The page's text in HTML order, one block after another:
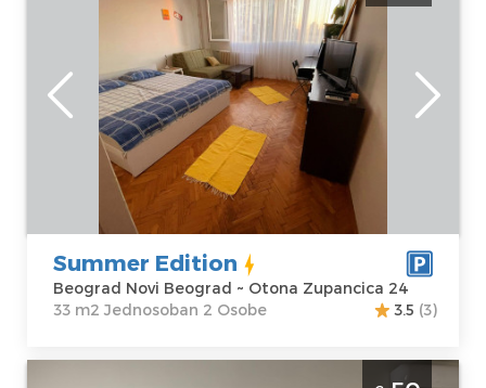
atraktivnoj lokaciji za maksimum 3 osobe
Lokacija:
Beograd Novi
Beograd
Otona
Zupancica 24
35 €
Gosti:2
Kvadratura :
33
m2
Struktura :
Jednosoban
Summer Edition
Beograd Novi Beograd ~ Otona Zupancica 24
33 m2 Jednosoban 2 Osobe
3.5 (3)
Studio Apartman Angela Zemun Beograd